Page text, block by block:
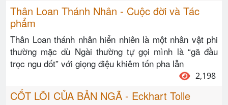
Thân Loan Thánh Nhân - Cuộc đời và Tác
phẩm
Thân Loan thánh nhân hiển nhiên là một nhân vật phi
thường mặc dù Ngài thường tự gọi mình là “gã đầu
trọc ngu dốt” với giọng điệu khiêm tốn pha lẫn
2,198
CỐT LÕI CỦA BẢN NGÃ - Eckhart Tolle